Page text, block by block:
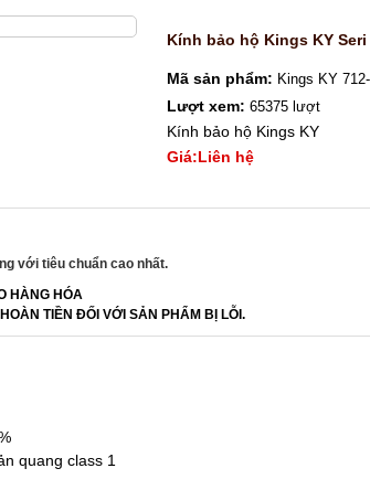
Kính bảo hộ Kings KY Seri
Mã sản phẩm: Kings KY
Lượt xem: 65375 lượt
Kính bảo hộ Kings KY
Giá:Liên hệ
với tiêu chuẩn cao nhất.
HÀNG HÓA
TIỀN ĐỐI VỚI SẢN PHẨM BỊ LỖI.
quang class 1